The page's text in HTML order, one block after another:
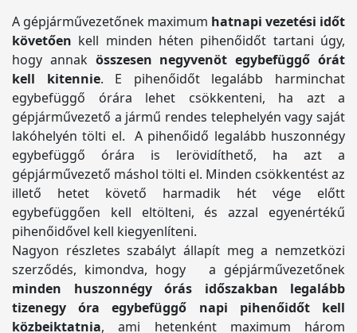
A gépjárművezetőnek maximum hatnapi vezetési időt
követően kell minden héten pihenőidőt tartani úgy,
hogy annak összesen negyvenöt egybefüggő órát
kell kitennie. E pihenőidőt legalább harminchat
egybefüggő órára lehet csökkenteni, ha azt a
gépjárművezető a jármű rendes telephelyén vagy saját
lakóhelyén tölti el. A pihenőidő legalább huszonnégy
egybefüggő órára is lerövidíthető, ha azt a
gépjárművezető máshol tölti el. Minden csökkentést az
illető hetet követő harmadik hét vége előtt
egybefüggően kell eltölteni, és azzal egyenértékű
pihenőidővel kell kiegyenlíteni.
Nagyon részletes szabályt állapít meg a nemzetközi
szerződés, kimondva, hogy a gépjárművezetőnek
minden huszonnégy órás időszakban legalább
tizenegy óra egybefüggő napi pihenőidőt kell
közbeiktatnia, ami hetenként maximum három